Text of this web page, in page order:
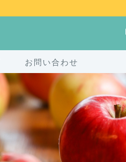
お問い合わせ